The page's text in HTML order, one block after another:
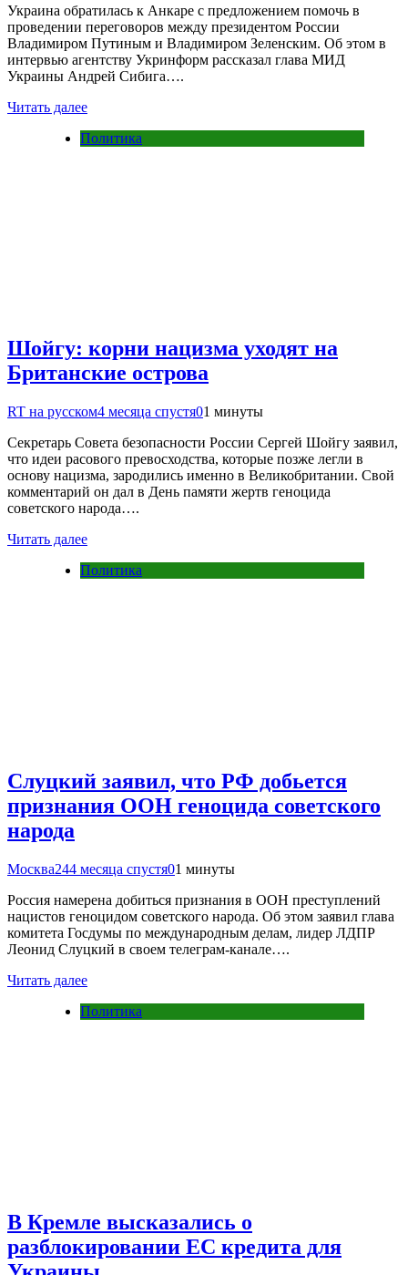
Украина обратилась к Анкаре с предложением помочь в
проведении переговоров между президентом России
Владимиром Путиным и Владимиром Зеленским. Об этом в
интервью агентству Укринформ рассказал глава МИД
Украины Андрей Сибига….
Читать далее
Политика
Шойгу: корни нацизма уходят на
Британские острова
RT на русском4 месяца спустя01 минуты
Секретарь Совета безопасности России Сергей Шойгу заявил,
что идеи расового превосходства, которые позже легли в
основу нацизма, зародились именно в Великобритании. Свой
комментарий он дал в День памяти жертв геноцида
советского народа….
Читать далее
Политика
Слуцкий заявил, что РФ добьется
признания ООН геноцида советского
народа
Москва244 месяца спустя01 минуты
Россия намерена добиться признания в ООН преступлений
нацистов геноцидом советского народа. Об этом заявил глава
комитета Госдумы по международным делам, лидер ЛДПР
Леонид Слуцкий в своем телеграм-канале….
Читать далее
Политика
В Кремле высказались о
разблокировании ЕС кредита для